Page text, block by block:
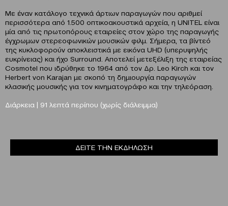
Με έναν κατάλογο τεχνικά άρτιων παραγωγών που αριθμεί
περισσότερα από 1.500 οπτικοακουστικά αρχεία, η UNITEL είναι
μία από τις πρωτοπόρους εταιρείες στον χώρο της παραγωγής
έγχρωμων στερεοφωνικών μουσικών φιλμ. Σήμερα, τα βίντεό
της κυκλοφορούν αποκλειστικά με εικόνα UHD (υπερυψηλής
ευκρίνειας) και ήχο Surround. Αποτελεί μετεξέλιξη της εταιρείας
Cosmotel που ιδρύθηκε το 1964 από τον Δρ. Leo Kirch και τον
Herbert von Karajan με σκοπό τη δημιουργία παραγωγών
κλασικής μουσικής για τον κινηματογράφο και την τηλεόραση.
Διάρκεια | 91 λεπτά περίπου (χωρίς διάλειμμα)
ΔΕΙΤΕ ΤΗΝ ΕΚΔΗΛΩΣΗ